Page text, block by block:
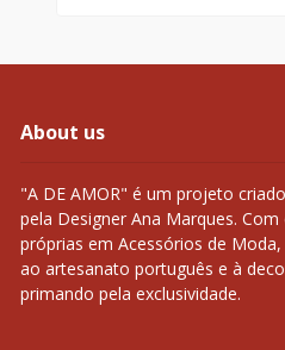
About us
"A DE AMOR" é um projeto
pela Designer Ana Marques. Com
próprias em Acessórios de Moda,
ao artesanato português e à
primando pela exclusividade.